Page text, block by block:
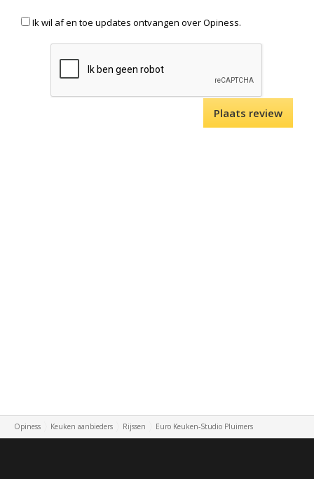
Ik wil af en toe updates ontvangen over Opiness.
Opiness Keuken aanbieders Rijssen Euro Keuken-Studio Pluimers